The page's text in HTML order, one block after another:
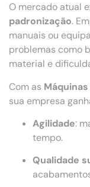
O mercado atual
padronização.
manuais ou
problemas como
material e
Com as
sua empresa
Agilidade:
tempo.
Qualidade